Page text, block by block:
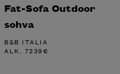
Fat-Sofa Outdoor
sohva
B&B ITALIA
ALK. 7239€